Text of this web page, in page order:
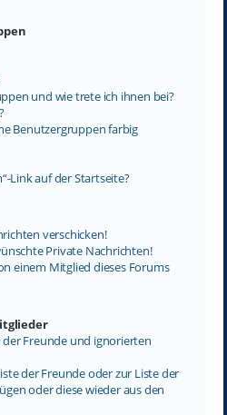
und wie trete ich ihnen bei?
Benutzergruppen farbig
Link auf der Startseite?
verschicken!
Private Nachrichten!
einem Mitglied dieses Forums
Freunde und ignorierten
der Freunde oder zur Liste der
oder diese wieder aus den